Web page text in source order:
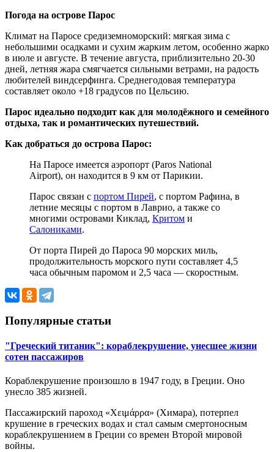
Погода на острове Парос
Климат на Паросе средиземноморский: мягкая зима с
небольшими осадками и сухим жарким летом, особенно жарко
в июле и августе. В течение августа, приблизительно 20-30
дней, летняя жара смягчается сильными ветрами, на радость
любителей виндсерфинга. Среднегодовая температура
составляет около +18 градусов по Цельсию.
Парос идеально подходит как для молодёжного и семейного
отдыха, так и романтических путешествий.
Как добраться до острова Парос:
На Паросе имеется аэропорт (Paros National
Airport), он находится в 9 км от Парикии.
Парос связан с портом Пирей, с портом Рафина, в
летние месяцы с портом в Лаврио, а также со
многими островами Киклад, Критом и
Салониками.
От порта Пирей до Пароса 90 морских миль,
продолжительность морского пути составляет 4,5
часа обычным паромом и 2,5 часа — скоростным.
Популярные статьи
"Греческий титаник": кораблекрушение, унесшее жизни
сотен пассажиров
Кораблекрушение произошло в 1947 году, в Греции. Оно
унесло 385 жизней.
Пассажирский пароход «Χειμάρρα» (Химара), потерпел
крушение в греческих водах и стал самым смертоносным
кораблекрушением в Греции со времен Второй мировой
войны.